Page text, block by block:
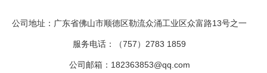
公司地址：广东省佛山市顺德区勒流众涌工业区众富路13号之一
服务电话：（757）2783 1859
公司邮箱：182363853@qq.com